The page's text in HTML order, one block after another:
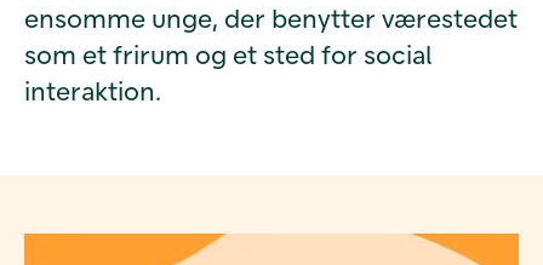
ensomme unge, der benytter værestedet
som et frirum og et sted for social
interaktion.